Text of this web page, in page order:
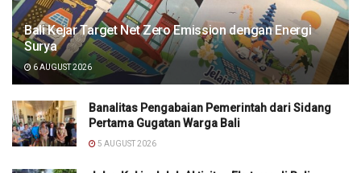
Bali Kejar Target Net Zero Emission dengan Energi
Surya
6 AUGUST 2026
Banalitas Pengabaian Pemerintah dari Sidang
Pertama Gugatan Warga Bali
5 AUGUST 2026